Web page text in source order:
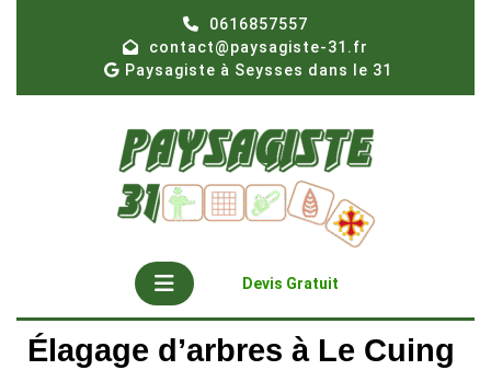
0616857557
contact@paysagiste-31.fr
Paysagiste à Seysses dans le 31
Open
Button
Devis Gratuit
Élagage d’arbres à Le Cuing